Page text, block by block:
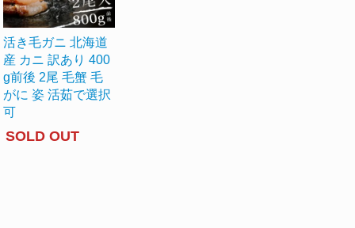
活き毛ガニ 北海道
産 カニ 訳あり 400
g前後 2尾 毛蟹 毛
がに 姿 活茹で選択
可
SOLD OUT